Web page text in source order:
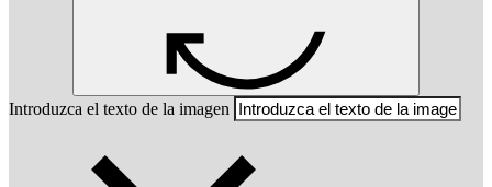
Introduzca el texto de la imagen